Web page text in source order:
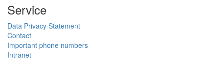
Service
Data Privacy Statement
Contact
Important phone numbers
Intranet